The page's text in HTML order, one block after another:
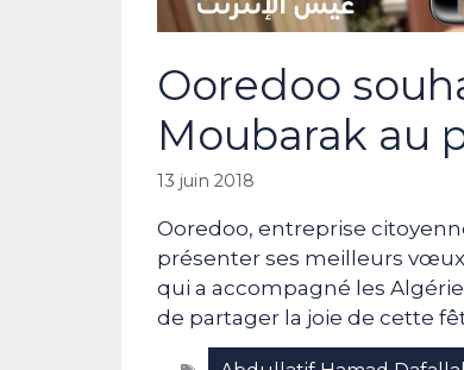
Ooredoo
Moubarak au
13 juin 2018
Ooredoo, entreprise
présenter ses meilleurs
qui a accompagné les
de partager la joie de cette